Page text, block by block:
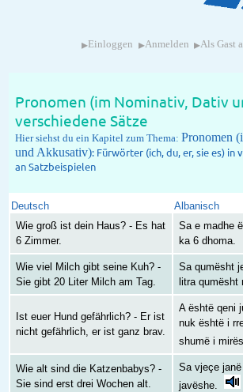
▸ Einloggen ▸Anmelden ▸Als Gast
Pronomen (im Nominativ, Dativ
verschiedene Sätze
Hier siehst du ein Kapitel zum Thema: Pronomen
und Akkusativ): Fürwörter (ich, du, er, sie es) in
an Satzbeispielen
Deutsch
Albanisch
Wie groß ist dein Haus? - Es hat
6 Zimmer.
Sa e madhe
ka 6 dhoma.
Wie viel Milch gibt seine Kuh? -
Sie gibt 20 Liter Milch am Tag.
Sa qumësht
litra qumësht
Ist euer Hund gefährlich? - Er ist
nicht gefährlich, er ist ganz brav.
A është qeni
nuk është i
shumë i
Wie alt sind die Katzenbabys? -
Sie sind erst drei Wochen alt.
Sa vjeçe
javëshe.